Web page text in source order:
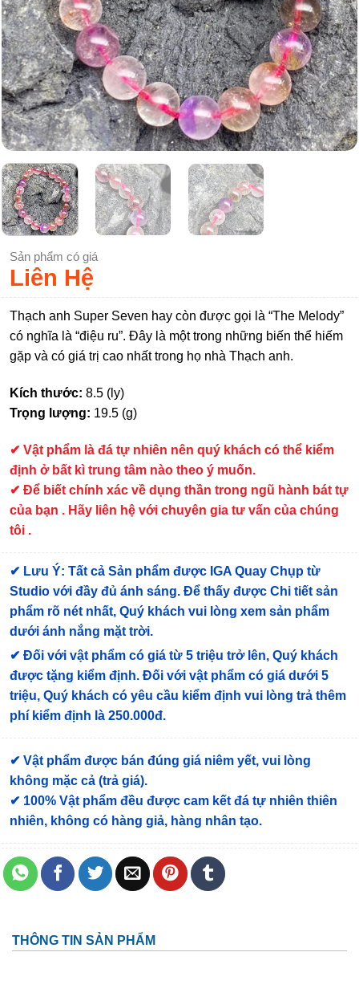
Sản phẩm có giá
Liên Hệ
Thạch anh Super Seven hay còn được gọi là “The Melody”
có nghĩa là “điệu ru”. Đây là một trong những biến thể hiếm
gặp và có giá trị cao nhất trong họ nhà Thạch anh.
Kích thước: 8.5 (ly)
Trọng lượng: 19.5 (g)
✔ Vật phẩm là đá tự nhiên nên quý khách có thể kiểm
định ở bất kì trung tâm nào theo ý muốn.
✔ Để biết chính xác về dụng thần trong ngũ hành bát tự
của bạn . Hãy liên hệ với chuyên gia tư vấn của chúng
tôi .
✔ Lưu Ý: Tất cả Sản phẩm được IGA Quay Chụp từ
Studio với đầy đủ ánh sáng. Để thấy được Chi tiết sản
phẩm rõ nét nhất, Quý khách vui lòng xem sản phẩm
dưới ánh nắng mặt trời.
✔ Đối với vật phẩm có giá từ 5 triệu trở lên, Quý khách
được tặng kiểm định. Đối với vật phẩm có giá dưới 5
triệu, Quý khách có yêu cầu kiểm định vui lòng trả thêm
phí kiểm định là 250.000đ.
✔ Vật phẩm được bán đúng giá niêm yết, vui lòng
không mặc cả (trả giá).
✔ 100% Vật phẩm đều được cam kết đá tự nhiên thiên
nhiên, không có hàng giả, hàng nhân tạo.
THÔNG TIN SẢN PHẨM